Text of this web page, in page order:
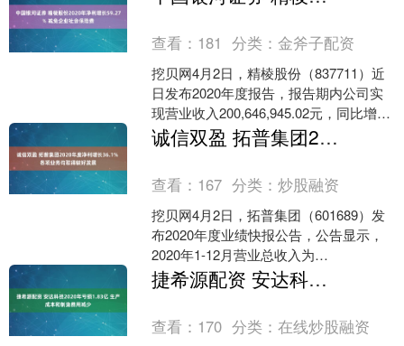
位姚班毕业生却被骂上....
查看： 181 分类：金斧子配资
挖贝网4月2日，精棱股份（837711）近
日发布2020年度报告，报告期内公司实
现营业收入200,646,945.02元，同比增长
1.90%；归属于挂牌公司股东....诚信双盈 拓普集团2020年度净利增长36.1% 各项业务均取得较好发展
查看： 167 分类：炒股融资
挖贝网4月2日，拓普集团（601689）发
布2020年度业绩快报公告，公告显示，
2020年1-12月营业总收入为
6,506,103,405.67元，比上年同期增....
捷希源配资 安达科技2020年亏损1.83亿 生产成本和制造费用减少
查看： 170 分类：在线炒股融资